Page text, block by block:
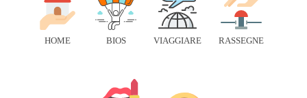
HOME BIOS VIAGGIARE RASSEGNE